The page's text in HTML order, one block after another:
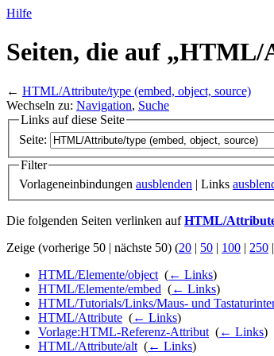
Hilfe
Seiten, die auf „HTML/
← HTML/Attribute/type (embed, object, source)
Wechseln zu: Navigation, Suche
Links auf diese Seite
Seite:
Filter
Vorlageneinbindungen ausblenden | Links
Die folgenden Seiten verlinken aufHTML/
Zeige (vorherige 50 | nächste 50) (20 | 50 | 100 | 250 |
HTML/Elemente/object (← Links)
HTML/Elemente/embed (← Links)
HTML/Tutorials/Links/Maus- und
HTML/Attribute (← Links)
Vorlage:HTML-Referenz-Attribut (← Links)
HTML/Attribute/alt (← Links)